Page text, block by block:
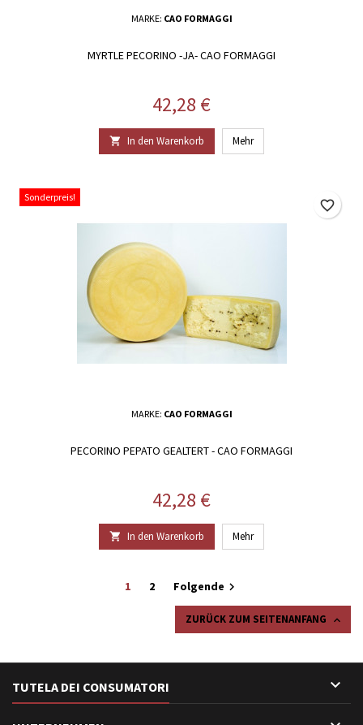
MARKE: CAO FORMAGGI
MYRTLE PECORINO -JA- CAO FORMAGGI
Preis
42,28 €
 In den Warenkorb Mehr
Sonderpreis!
MARKE: CAO FORMAGGI
PECORINO PEPATO GEALTERT - CAO FORMAGGI
Preis
42,28 €
 In den Warenkorb Mehr
favorite_border
1 2 Folgende 
ZURÜCK ZUM SEITENANFANG 
TUTELA DEI CONSUMATORI 